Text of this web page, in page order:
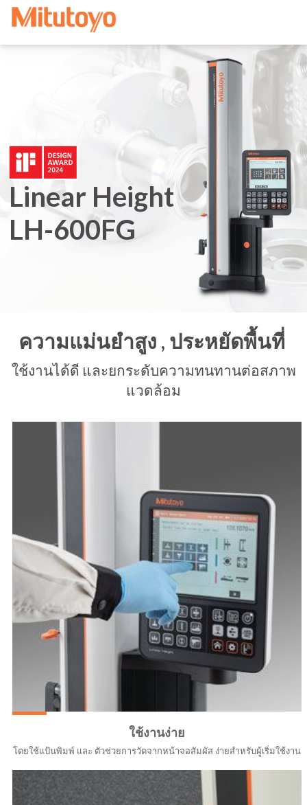
Linear Height
LH-600FG
ความแม่นยำสูง , ประหยัดพื้นที่
ใช้งานได้ดี และยกระดับความทนทานต่อสภาพ
แวดล้อม
ใช้งานง่าย
โดยใช้แป้นพิมพ์ และ ตัวช่วยการวัดจากหน้าจอสัมผัส ง่ายสำหรับผู้เริ่มใช้งาน